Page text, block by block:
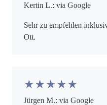
Kertin L.: via Google
Sehr zu empfehlen
Ott.
★★★★★
Jürgen M.: via Google